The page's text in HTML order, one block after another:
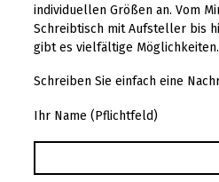
individuellen Größen an. Vom
Schreibtisch mit Aufsteller bis
gibt es vielfältige Möglichkeiten.
Schreiben Sie einfach eine
Ihr Name (Pflichtfeld)